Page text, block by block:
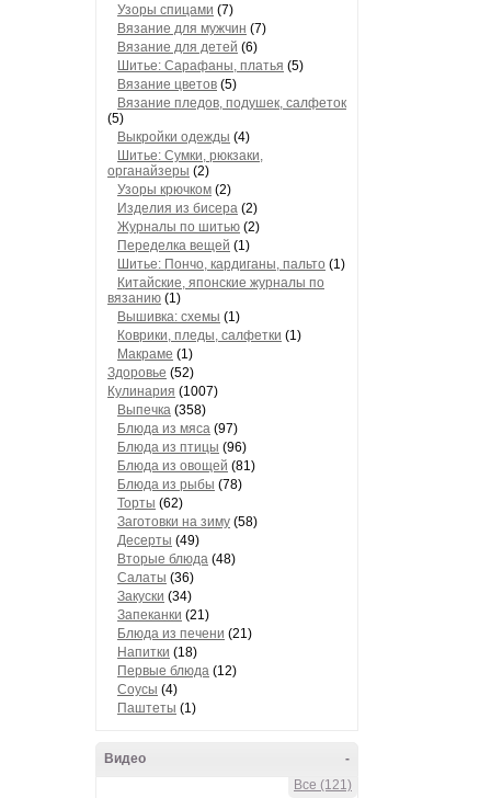
Узоры спицами (7)
Вязание для мужчин (7)
Вязание для детей (6)
Шитье: Сарафаны, платья (5)
Вязание цветов (5)
Вязание пледов, подушек, салфеток
(5)
Выкройки одежды (4)
Шитье: Сумки, рюкзаки,
органайзеры (2)
Узоры крючком (2)
Изделия из бисера (2)
Журналы по шитью (2)
Переделка вещей (1)
Шитье: Пончо, кардиганы, пальто (1)
Китайские, японские журналы по
вязанию (1)
Вышивка: схемы (1)
Коврики, пледы, салфетки (1)
Макраме (1)
Здоровье (52)
Кулинария (1007)
Выпечка (358)
Блюда из мяса (97)
Блюда из птицы (96)
Блюда из овощей (81)
Блюда из рыбы (78)
Торты (62)
Заготовки на зиму (58)
Десерты (49)
Вторые блюда (48)
Салаты (36)
Закуски (34)
Запеканки (21)
Блюда из печени (21)
Напитки (18)
Первые блюда (12)
Соусы (4)
Паштеты (1)
-
Видео
Все (121)